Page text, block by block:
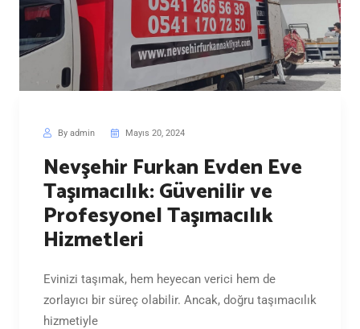
By admin Mayıs 20, 2024
Nevşehir Furkan Evden Eve
Taşımacılık: Güvenilir ve
Profesyonel Taşımacılık
Hizmetleri
Evinizi taşımak, hem heyecan verici hem de
zorlayıcı bir süreç olabilir. Ancak, doğru taşımacılık
hizmetiyle